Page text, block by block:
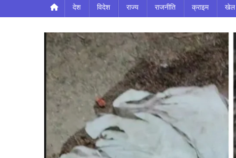
देश विदेश राज्य राजनीति क्राइम खेल